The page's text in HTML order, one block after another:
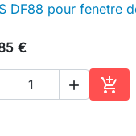
 Aperçu rapide
DF88 pour fenetre
€
 